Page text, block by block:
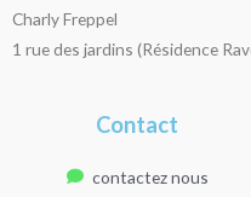
Charly Freppel
1 rue des jardins (Résidence
Contact
contactez nous